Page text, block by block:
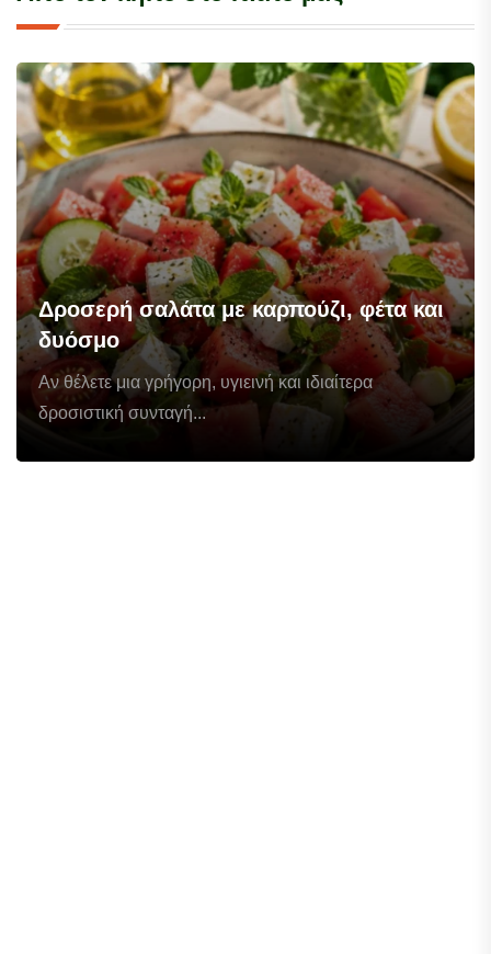
Δροσερή σαλάτα με καρπούζι, φέτα και
δυόσμο
Αν θέλετε μια γρήγορη, υγιεινή και ιδιαίτερα
δροσιστική συνταγή...